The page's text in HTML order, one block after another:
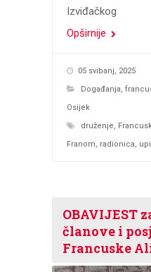
Izviđačkog
Opširnije
05 svibanj, 2025
Događanja,
Osijek
druženje,
Franom, radionica,
OBAVIJEST
članove i
Francuske